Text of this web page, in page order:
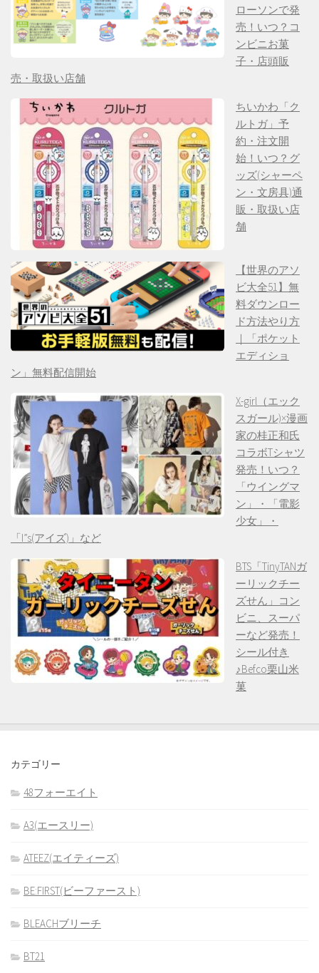
ローソンで発
売！いつ？コ
ンビニお菓
子・店頭販
売・取扱い店舗
ちいかわ「ク
ルトガ」予
約・注文開
始！いつ？グ
ッズ(シャーペ
ン・文房具)通
販・取扱い店
舗
【世界のアソ
ビ大全51】無
料ダウンロー
ド方法やり方
｜「ポケット
エディショ
ン」無料配信開始
X-girl（エック
スガール)×漫画
家の桂正和氏
コラボTシャツ
発売！いつ？
「ウイングマ
ン」・「電影
少女」・
「I”s(アイズ)」など
BTS「TinyTANガ
ーリックチー
ズせん」コン
ビニ、スーパ
ーなど発売！
シール付き
♪Befco栗山米
菓
カテゴリー
48フォーエイト
A3(エースリー)
ATEEZ(エイティーズ)
BE:FIRST(ビーファースト)
BLEACHブリーチ
BT21